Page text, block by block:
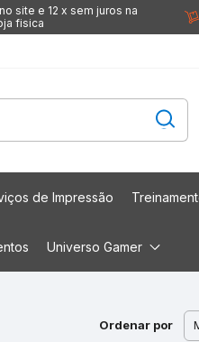
site e 12 x sem juros na
fisica
de Impressão
Universo Gamer
Ordenar por